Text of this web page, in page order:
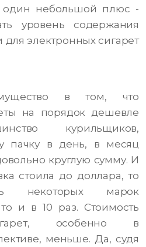
один небольшой плюс -
уровень содержания
для электронных сигарет
в том, что
на порядок дешевле
курильщиков,
пачку в день, в месяц
круглую сумму. И
стоила до доллара, то
некоторых марок
и в 10 раз. Стоимость
особенно в
меньше. Да, судя